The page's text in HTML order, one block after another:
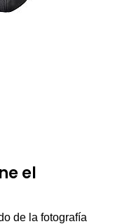
el
de la fotografía